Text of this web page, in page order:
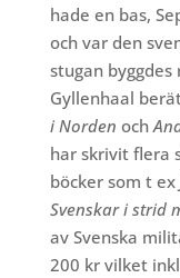
hade en bas,
och var den
stugan
Gyllenhaal
i Norden och
har skrivit flera
böcker som t ex
Svenskar i strid
av Svenska
200 kr vilket